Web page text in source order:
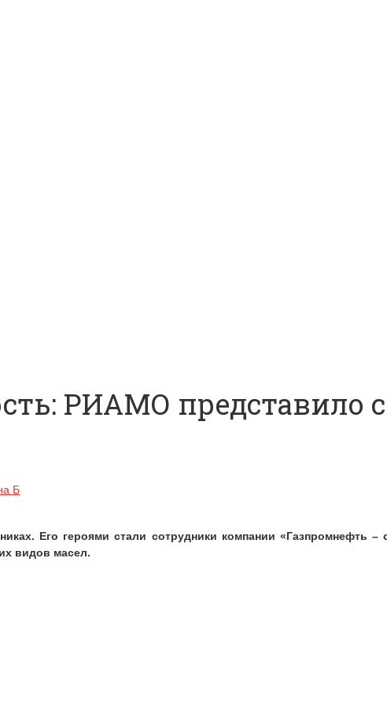
РИАМО представило
Б
Его героями стали сотрудники компании «Газпромнефть
видов масел.